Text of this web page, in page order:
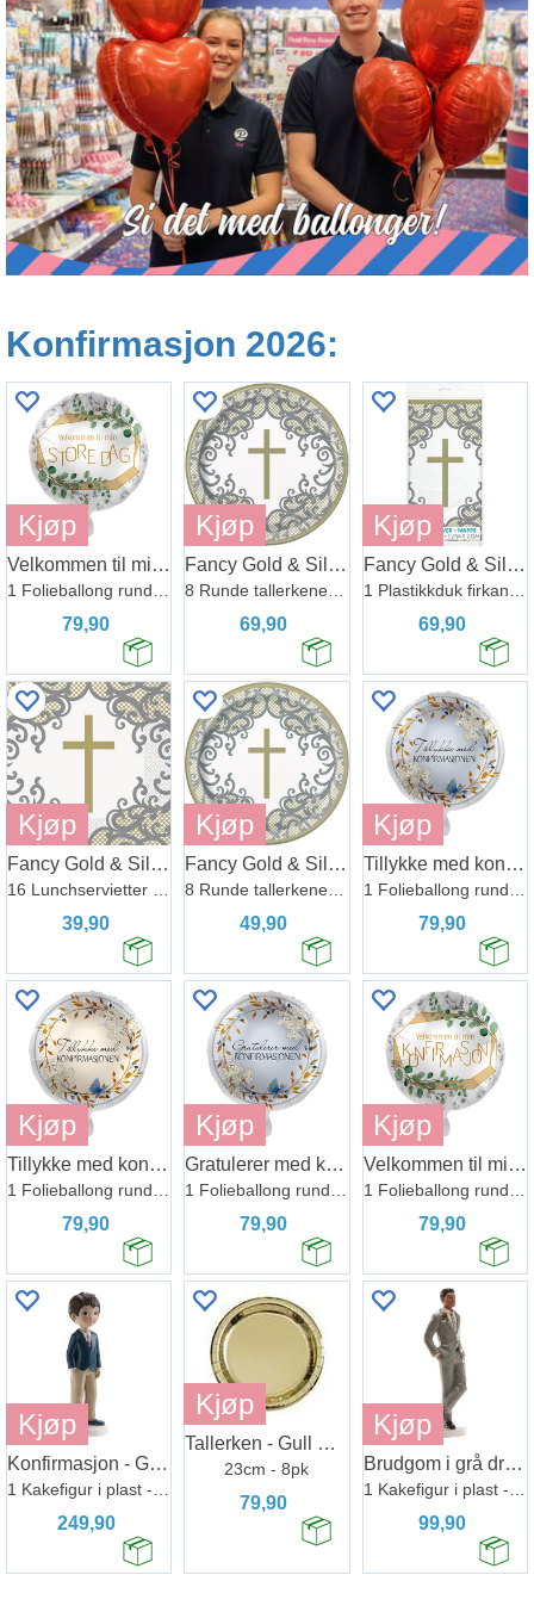
Konfirmasjon 2026:
Kjøp
Velkommen til min store dag - Grønn
79,90
Kjøp
Fancy Gold & Silver Cross
69,90
Kjøp
Fancy Gold & Silver Cross
69,90
Kjøp
Fancy Gold & Silver Cross
16 Lunchservietter - 33x33cm
39,90
Kjøp
Fancy Gold & Silver Cross
8 Runde tallerkener i papp - 18cm
49,90
Kjøp
Tillykke med konfirmajsonen - Blå
1 Folieballong rund - 17" - (43cm)
79,90
Kjøp
Tillykke med konfirmajsonen - Gylden
79,90
Kjøp
Gratulerer med konfirmajsonen - Gylden
79,90
Kjøp
Velkommen til min Konfirmasjon - Grønn
79,90
Kjøp
Konfirmasjon - Gutt med rødt slips
249,90
Kjøp
Tallerken - Gull Metallic
23cm - 8pk
79,90
Kjøp
Brudgom i grå dress - Kaketopp
99,90